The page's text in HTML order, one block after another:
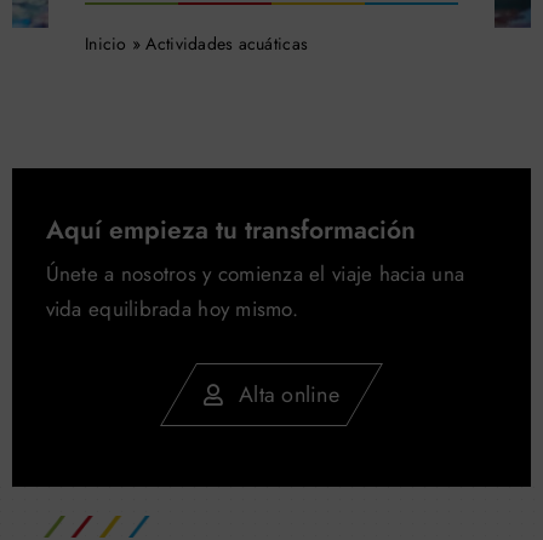
Inicio »Actividades acuáticas
Aquí empieza tu transformación
Únete a nosotros y comienza el viaje hacia una
vida equilibrada hoy mismo.
Alta online